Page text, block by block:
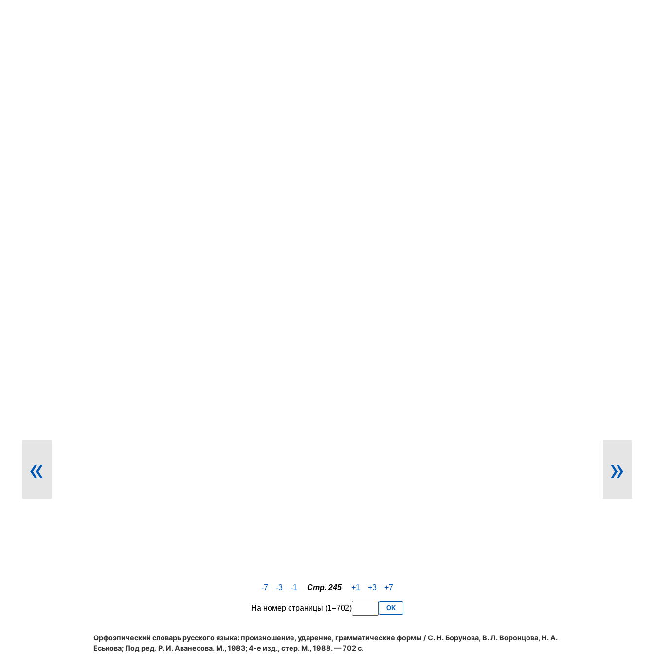
« »
-7 -3 -1 Стр. 245 +1 +3 +7
На номер страницы (1–702) OK
Орфоэпический словарь русского языка: произношение, ударение, грамматические формы / С. Н. Борунова, В. Л. Воронцова, Н. А.
Еськова; Под ред. Р. И. Аванесова. М., 1983; 4-е изд., стер. М., 1988. — 702 с.